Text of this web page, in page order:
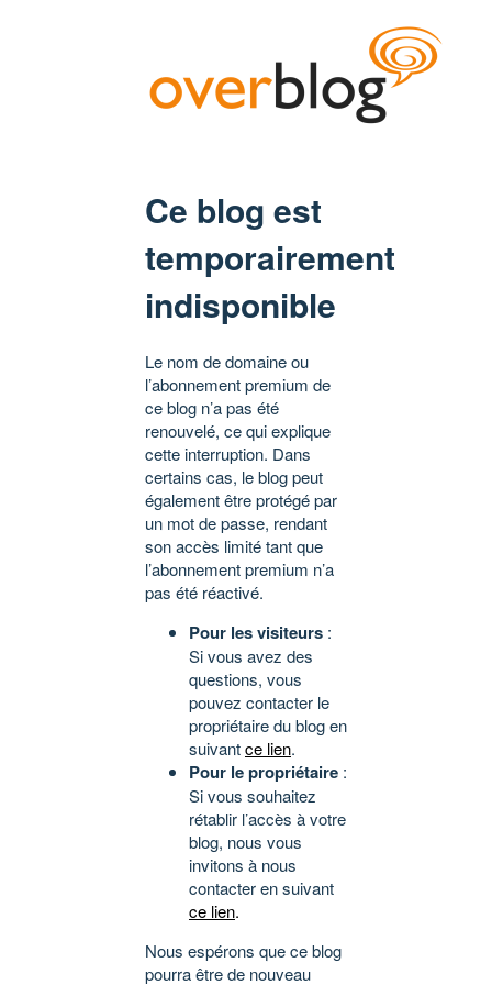
Ce blog est
temporairement
indisponible
Le nom de domaine ou
l’abonnement premium de
ce blog n’a pas été
renouvelé, ce qui explique
cette interruption. Dans
certains cas, le blog peut
également être protégé par
un mot de passe, rendant
son accès limité tant que
l’abonnement premium n’a
pas été réactivé.
Pour les visiteurs :
Si vous avez des
questions, vous
pouvez contacter le
propriétaire du blog en
suivantce lien.
Pour le propriétaire :
Si vous souhaitez
rétablir l’accès à votre
blog, nous vous
invitons à nous
contacter en suivant
ce lien.
Nous espérons que ce blog
pourra être de nouveau